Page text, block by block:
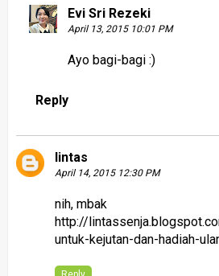
Evi Sri Rezeki
April 13, 2015 10:01 PM
Ayo bagi-bagi :)
Reply
lintas
April 14, 2015 12:30 PM
nih, mbak
http://
untuk-kejutan-dan-hadiah-